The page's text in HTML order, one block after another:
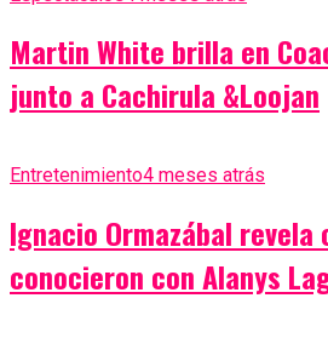
Martin White brilla en
junto a Cachirula &Loojan
Entretenimiento4 meses atrás
Ignacio Ormazábal revela
conocieron con Alanys